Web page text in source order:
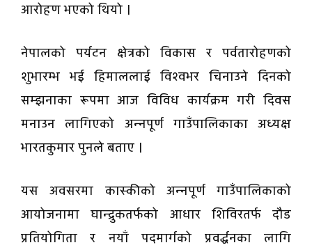
आरोहण भएको थियो ।
नेपालको पर्यटन क्षेत्रको विकास र पर्वतारोहणको
शुभारम्भ भई हिमाललाई विश्वभर चिनाउने दिनको
सम्झनाका रूपमा आज विविध कार्यक्रम गरी दिवस
मनाउन लागिएको अन्नपूर्ण गाउँपालिकाका अध्यक्ष
भारतकुमार पुनले बताए ।
यस अवसरमा कास्कीको अन्नपूर्ण गाउँपालिकाको
आयोजनामा घान्द्रुकतर्फको आधार शिविरतर्फ दौड
प्रतियोगिता र नयाँ पदमार्गको प्रवर्द्धनका लागि